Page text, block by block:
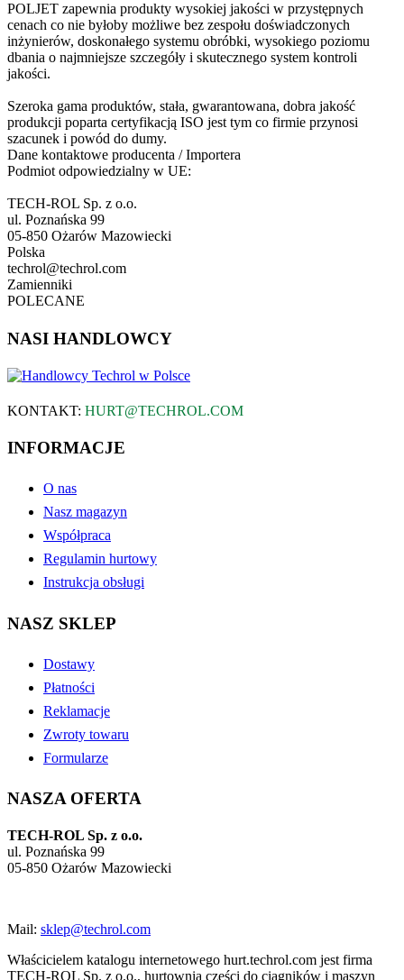
POLJET zapewnia produkty wysokiej jakości w przystępnych
cenach co nie byłoby możliwe bez zespołu doświadczonych
inżynierów, doskonałego systemu obróbki, wysokiego poziomu
dbania o najmniejsze szczegóły i skutecznego system kontroli
jakości.
Szeroka gama produktów, stała, gwarantowana, dobra jakość
produkcji poparta certyfikacją ISO jest tym co firmie przynosi
szacunek i powód do dumy.
Dane kontaktowe producenta / Importera
Podmiot odpowiedzialny w UE:
TECH-ROL Sp. z o.o.
ul. Poznańska 99
05-850 Ożarów Mazowiecki
Polska
techrol@techrol.com
Zamienniki
POLECANE
NASI HANDLOWCY
KONTAKT: HURT@TECHROL.COM
INFORMACJE
O nas
Nasz magazyn
Współpraca
Regulamin hurtowy
Instrukcja obsługi
NASZ SKLEP
Dostawy
Płatności
Reklamacje
Zwroty towaru
Formularze
NASZA OFERTA
TECH-ROL Sp. z o.o.
ul. Poznańska 99
05-850 Ożarów Mazowiecki
Mail: sklep@techrol.com
Właścicielem katalogu internetowego hurt.techrol.com jest firma
TECH-ROL Sp. z o.o., hurtownia części do ciągników i maszyn